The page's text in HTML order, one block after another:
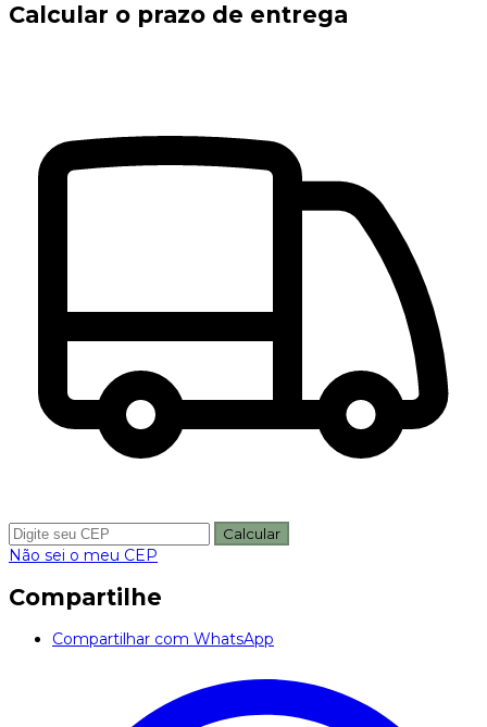
Calcular o prazo de entrega
Calcular
Não sei o meu CEP
Compartilhe
Compartilhar com WhatsApp